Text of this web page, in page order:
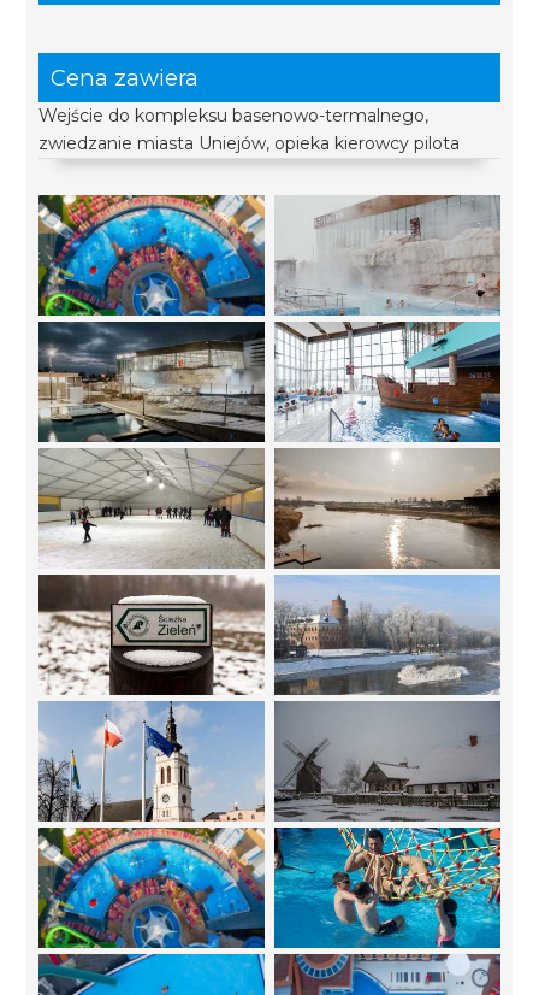
Cena zawiera
Wejście do kompleksu basenowo-termalnego,
zwiedzanie miasta Uniejów, opieka kierowcy pilota